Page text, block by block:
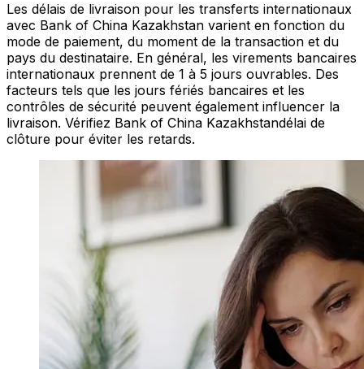
Les délais de livraison pour les transferts internationaux
avec Bank of China Kazakhstan varient en fonction du
mode de paiement, du moment de la transaction et du
pays du destinataire. En général, les virements bancaires
internationaux prennent de 1 à 5 jours ouvrables. Des
facteurs tels que les jours fériés bancaires et les
contrôles de sécurité peuvent également influencer la
livraison. Vérifiez Bank of China Kazakhstandélai de
clôture pour éviter les retards.